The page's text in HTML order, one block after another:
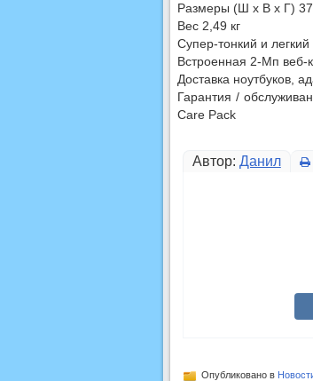
Размеры (Ш х В х Г)
Вес 2,49 кг
Супер-тонкий и легкий
Встроенная 2-Мп веб-
Доставка ноутбуков,
Гарантия /
Care Pack
Автор: Данил
Опубликовано в